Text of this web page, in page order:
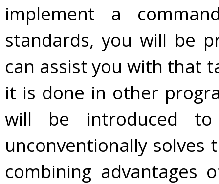
implement a
standards, you will be
can assist you with that
it is done in other
will be introduced
unconventionally solves
combining advantages